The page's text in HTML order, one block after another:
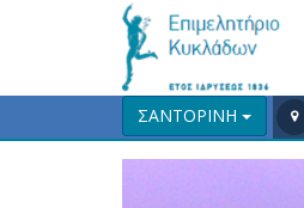
ΣΑΝΤΟΡΙΝΗ